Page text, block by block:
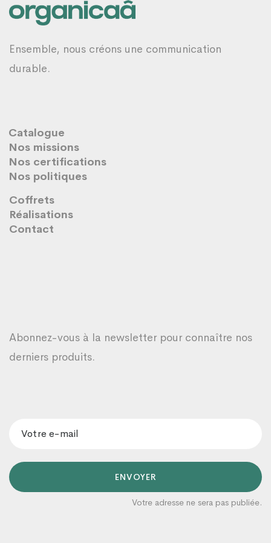
Ensemble, nous créons une communication
durable.
Catalogue
Nos missions
Nos certifications
Nos politiques
Coffrets
Réalisations
Contact
Abonnez-vous à la newsletter pour connaître nos
derniers produits.
ENVOYER
Votre adresse ne sera pas publiée.